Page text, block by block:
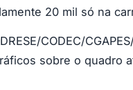
20 mil só na
CODEC/
sobre o